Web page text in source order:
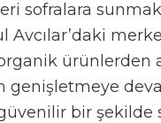
sofralara sunmak
ürünlerden
bir şekilde